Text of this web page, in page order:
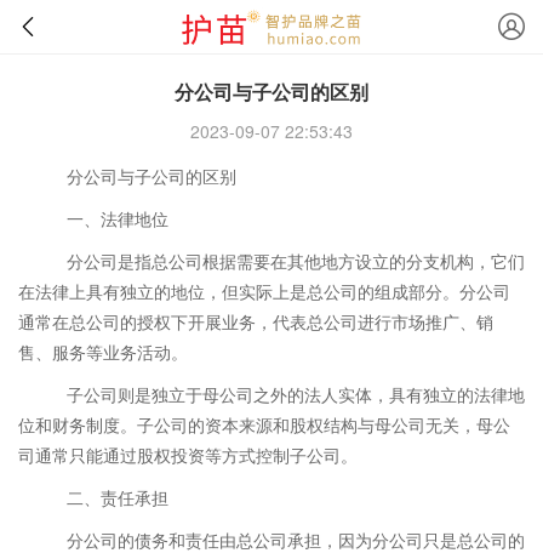
分公司与子公司的区别
2023-09-07 22:53:43
分公司与子公司的区别
一、法律地位
分公司是指总公司根据需要在其他地方设立的分支机构，它们
在法律上具有独立的地位，但实际上是总公司的组成部分。分公司
通常在总公司的授权下开展业务，代表总公司进行市场推广、销
售、服务等业务活动。
子公司则是独立于母公司之外的法人实体，具有独立的法律地
位和财务制度。子公司的资本来源和股权结构与母公司无关，母公
司通常只能通过股权投资等方式控制子公司。
二、责任承担
分公司的债务和责任由总公司承担，因为分公司只是总公司的